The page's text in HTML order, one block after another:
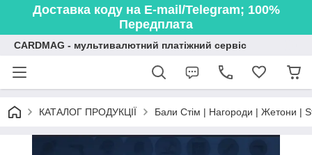
Доставка коду на E-mail/Telegram; 100%
Передплата
CARDMAG - мультивалютний платіжний сервіс
КАТАЛОГ ПРОДУКЦІЇ Бали Стім | Нагороди | Жетони |